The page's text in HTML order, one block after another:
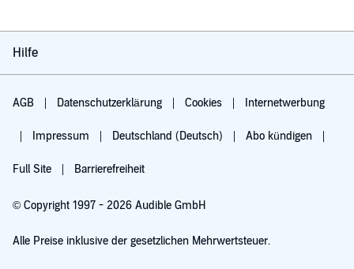
Hilfe
AGB Datenschutzerklärung Cookies Internetwerbung
Impressum Deutschland (Deutsch) Abo kündigen
Full Site Barrierefreiheit
© Copyright 1997 - 2026 Audible GmbH
Alle Preise inklusive der gesetzlichen Mehrwertsteuer.